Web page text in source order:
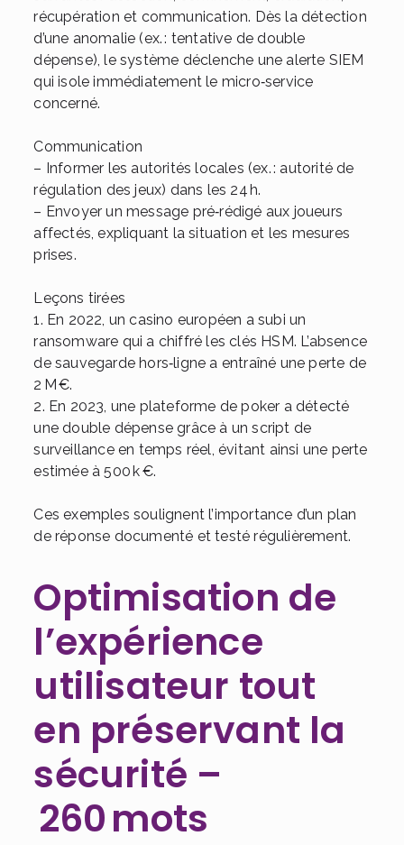
récupération et communication. Dès la détection
d’une anomalie (ex. : tentative de double
dépense), le système déclenche une alerte SIEM
qui isole immédiatement le micro‑service
concerné.
Communication
– Informer les autorités locales (ex. : autorité de
régulation des jeux) dans les 24 h.
– Envoyer un message pré‑rédigé aux joueurs
affectés, expliquant la situation et les mesures
prises.
Leçons tirées
1. En 2022, un casino européen a subi un
ransomware qui a chiffré les clés HSM. L’absence
de sauvegarde hors‑ligne a entraîné une perte de
2 M €.
2. En 2023, une plateforme de poker a détecté
une double dépense grâce à un script de
surveillance en temps réel, évitant ainsi une perte
estimée à 500 k €.
Ces exemples soulignent l’importance d’un plan
de réponse documenté et testé régulièrement.
Optimisation de
l’expérience
utilisateur tout
en préservant la
sécurité –
260 mots